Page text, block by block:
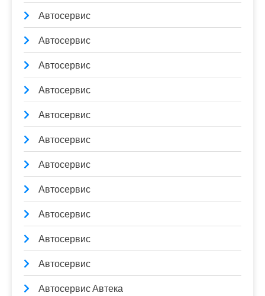
Автосервис
Автосервис
Автосервис
Автосервис
Автосервис
Автосервис
Автосервис
Автосервис
Автосервис
Автосервис
Автосервис
Автосервис Автека